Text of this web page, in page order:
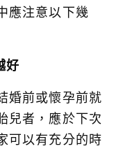
應注意以下幾
好
婚前或懷孕前就
兒者，應於下次
可以有充分的時